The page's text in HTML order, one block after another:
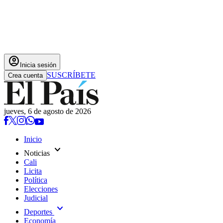
account_circle Inicia sesión
Crea cuenta SUSCRÍBETE
jueves, 6 de agosto de 2026
Inicio
Noticias expand_more
Cali
Licita
Política
Elecciones
Judicial
Deportes expand_more
Economía